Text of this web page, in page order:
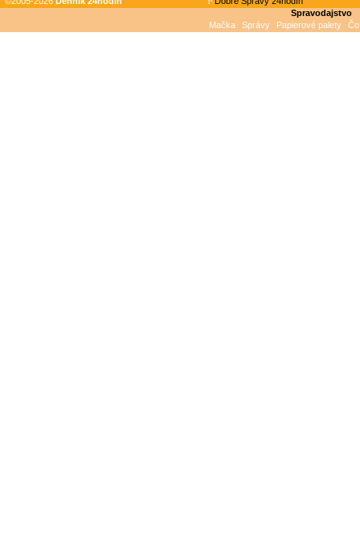
Spravodajstvo
Mačka
Správy Papierové palety